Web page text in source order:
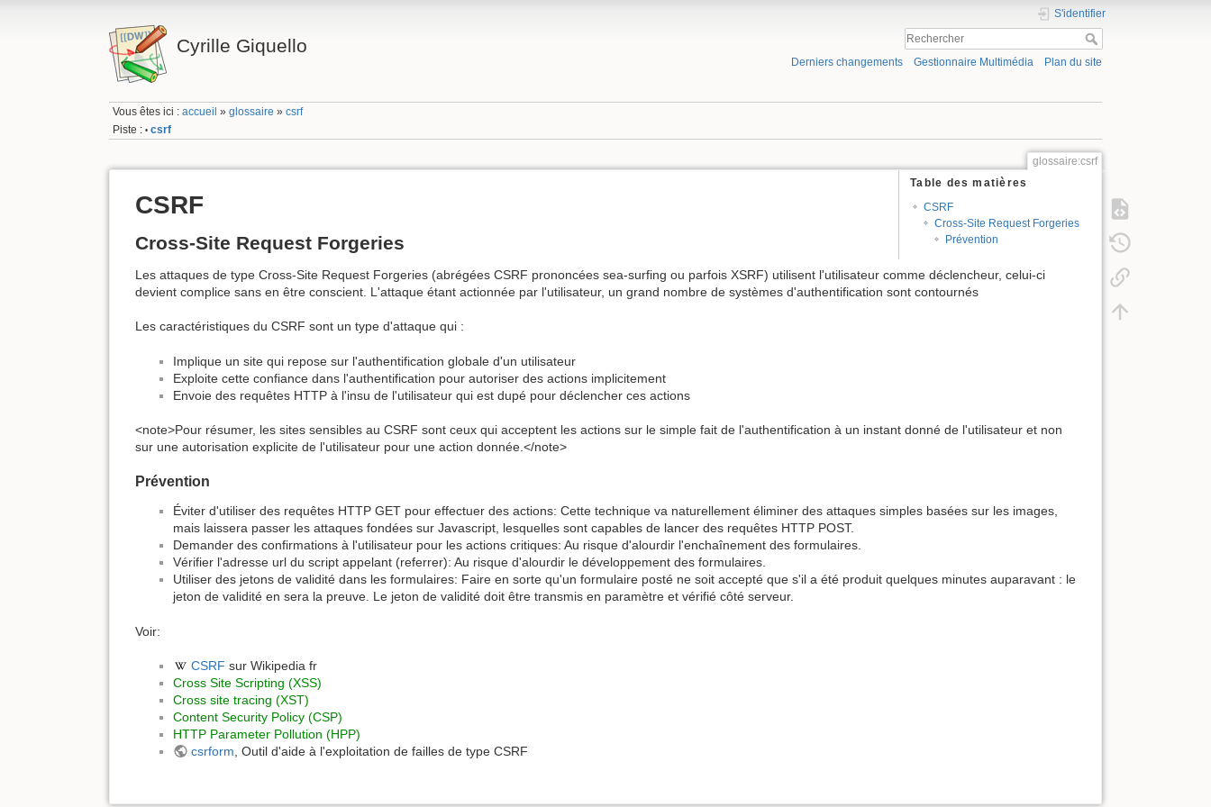
Cyrille Giquello
S'identifier
Derniers changements Gestionnaire Multimédia Plan du site
Vous êtes ici :accueil »glossaire »csrf
Piste : • csrf
glossaire:csrf
Table des matières
CSRF
Cross-Site Request Forgeries
Prévention
CSRF
Cross-Site Request Forgeries
Les attaques de type Cross-Site Request Forgeries (abrégées CSRF prononcées sea-surfing ou parfois XSRF) utilisent l'utilisateur comme déclencheur, celui-ci
devient complice sans en être conscient. L'attaque étant actionnée par l'utilisateur, un grand nombre de systèmes d'authentification sont contournés
Les caractéristiques du CSRF sont un type d'attaque qui :
Implique un site qui repose sur l'authentification globale d'un utilisateur
Exploite cette confiance dans l'authentification pour autoriser des actions implicitement
Envoie des requêtes HTTP à l'insu de l'utilisateur qui est dupé pour déclencher ces actions
<note>Pour résumer, les sites sensibles au CSRF sont ceux qui acceptent les actions sur le simple fait de l'authentification à un instant donné de l'utilisateur et non
sur une autorisation explicite de l'utilisateur pour une action donnée.</note>
Prévention
Éviter d'utiliser des requêtes HTTP GET pour effectuer des actions: Cette technique va naturellement éliminer des attaques simples basées sur les images,
mais laissera passer les attaques fondées sur Javascript, lesquelles sont capables de lancer des requêtes HTTP POST.
Demander des confirmations à l'utilisateur pour les actions critiques: Au risque d'alourdir l'enchaînement des formulaires.
Vérifier l'adresse url du script appelant (referrer): Au risque d'alourdir le développement des formulaires.
Utiliser des jetons de validité dans les formulaires: Faire en sorte qu'un formulaire posté ne soit accepté que s'il a été produit quelques minutes auparavant : le
jeton de validité en sera la preuve. Le jeton de validité doit être transmis en paramètre et vérifié côté serveur.
Voir:
CSRF sur Wikipedia fr
Cross Site Scripting (XSS)
Cross site tracing (XST)
Content Security Policy (CSP)
HTTP Parameter Pollution (HPP)
csrform , Outil d'aide à l'exploitation de failles de type CSRF